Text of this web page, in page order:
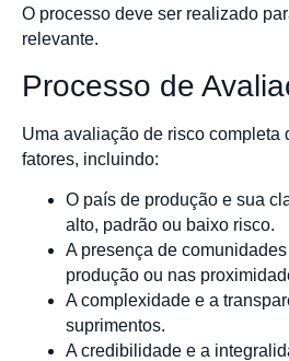
O processo deve ser realizado
relevante.
Processo de
Uma avaliação de risco completa
fatores, incluindo:
O país de produção e sua
alto, padrão ou baixo risco.
A presença de
produção ou nas
A complexidade e a
suprimentos.
A credibilidade e a